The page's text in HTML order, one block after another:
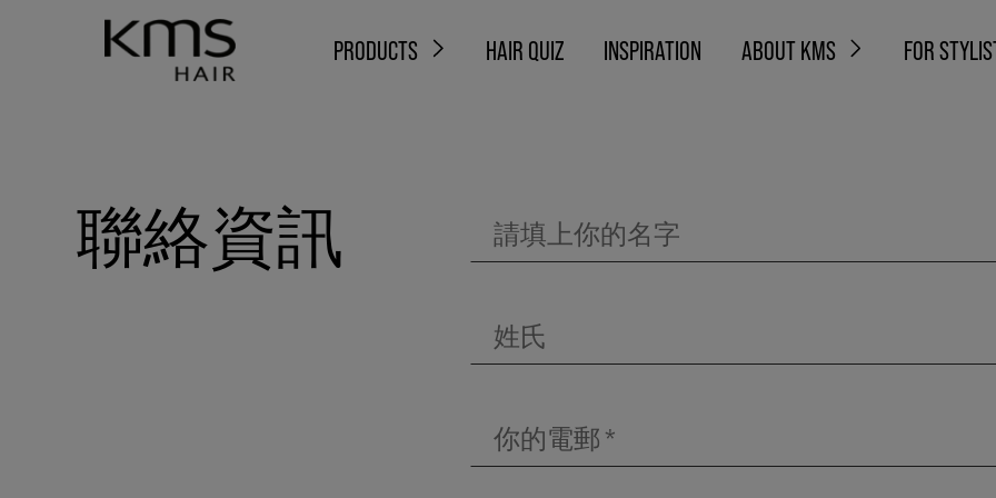
PRODUCTS HAIR QUIZ INSPIRATION ABOUT KMS FOR
聯絡資訊